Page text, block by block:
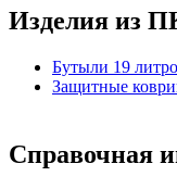
Изделия из
Бутыли 19
Защитные
Справочная